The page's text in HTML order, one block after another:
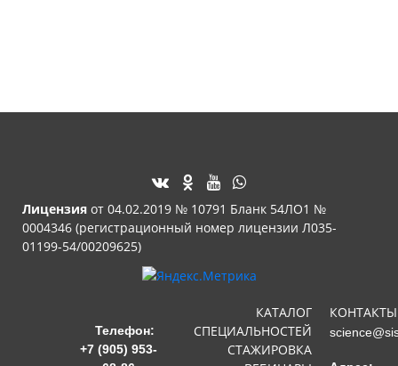
Лицензия от 04.02.2019 № 10791 Бланк 54ЛО1 №
0004346 (регистрационный номер лицензии Л035-
01199-54/00209625)
КАТАЛОГ
СПЕЦИАЛЬНОСТЕЙ
СТАЖИРОВКА
КОНТАКТЫ
Телефон:
+7 (905) 953-